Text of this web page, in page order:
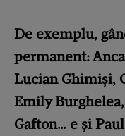
De exemplu,
permanent:
Lucian Ghimiși,
Emily
Gafton… e și